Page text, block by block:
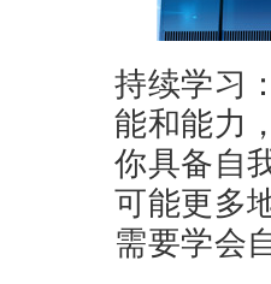
持续学习
能和能力
你具备自
可能更多
需要学会